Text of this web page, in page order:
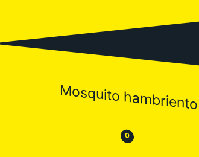
Mosquito hambriento
😒 0 😂